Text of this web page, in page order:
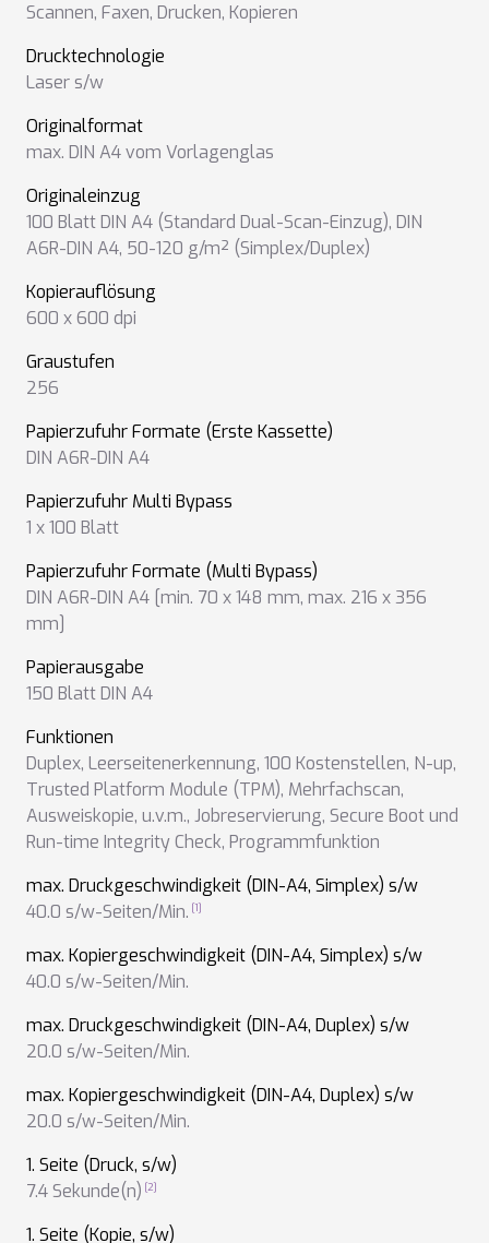
Scannen, Faxen, Drucken, Kopieren
Drucktechnologie
Laser s/w
Originalformat
max. DIN A4 vom Vorlagenglas
Originaleinzug
100 Blatt DIN A4 (Standard Dual-Scan-Einzug), DIN
A6R-DIN A4, 50-120 g/m² (Simplex/Duplex)
Kopierauflösung
600 x 600 dpi
Graustufen
256
Papierzufuhr Formate (Erste Kassette)
DIN A6R-DIN A4
Papierzufuhr Multi Bypass
1 x 100 Blatt
Papierzufuhr Formate (Multi Bypass)
DIN A6R-DIN A4 [min. 70 x 148 mm, max. 216 x 356
mm]
Papierausgabe
150 Blatt DIN A4
Funktionen
Duplex, Leerseitenerkennung, 100 Kostenstellen, N-up,
Trusted Platform Module (TPM), Mehrfachscan,
Ausweiskopie, u.v.m., Jobreservierung, Secure Boot und
Run-time Integrity Check, Programmfunktion
max. Druckgeschwindigkeit (DIN-A4, Simplex) s/w
40.0 s/w-Seiten/Min.
max. Kopiergeschwindigkeit (DIN-A4, Simplex) s/w
40.0 s/w-Seiten/Min.
max. Druckgeschwindigkeit (DIN-A4, Duplex) s/w
20.0 s/w-Seiten/Min.
max. Kopiergeschwindigkeit (DIN-A4, Duplex) s/w
20.0 s/w-Seiten/Min.
1. Seite (Druck, s/w)
7.4 Sekunde(n)
1. Seite (Kopie, s/w)